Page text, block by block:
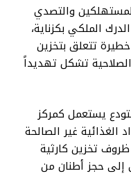
والتصدي
الملكي بكزناية،
خطيرة تتعلق بتخزين
تشكل تهديداً
يستعمل كمركز
غير الصالحة
تخزين كارثية
إلى حجز أطنان من